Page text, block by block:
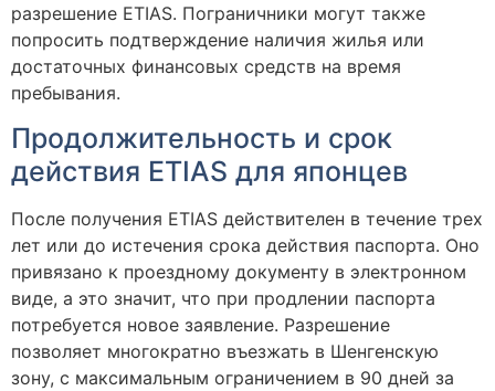
разрешение ETIAS. Пограничники могут также
попросить подтверждение наличия жилья или
достаточных финансовых средств на время
пребывания.
Продолжительность и срок
действия ETIAS для японцев
После получения ETIAS действителен в течение трех
лет или до истечения срока действия паспорта. Оно
привязано к проездному документу в электронном
виде, а это значит, что при продлении паспорта
потребуется новое заявление. Разрешение
позволяет многократно въезжать в Шенгенскую
зону, с максимальным ограничением в 90 дней за